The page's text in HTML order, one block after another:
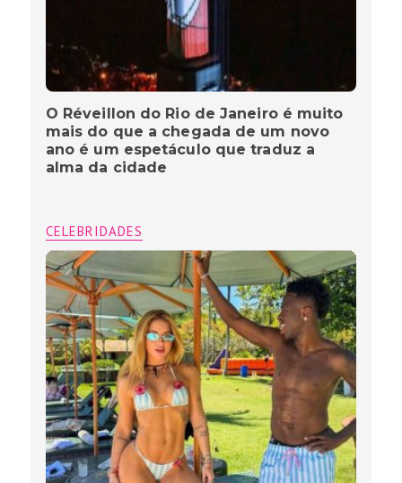
O Réveillon do Rio de Janeiro é muito
mais do que a chegada de um novo
ano é um espetáculo que traduz a
alma da cidade
CELEBRIDADES